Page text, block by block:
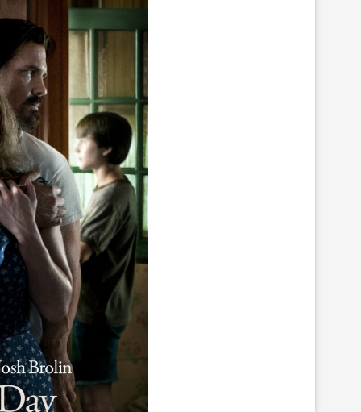
ГРЕЦИИ